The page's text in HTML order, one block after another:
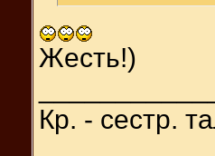
Жесть!)
Кр. - сестр.